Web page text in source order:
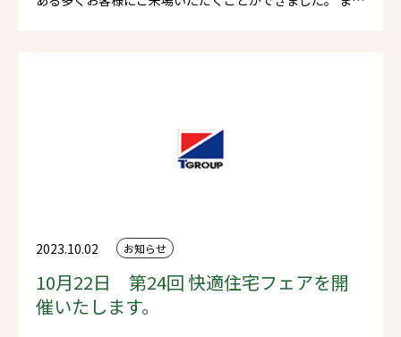
地域密着でお客様に喜んでいただけるような会社であり続
けてまいります。どうぞよろしくお願いいたします。
2023.10.02 お知らせ
10月22日 第24回 快適住宅フェアを開
催いたします。